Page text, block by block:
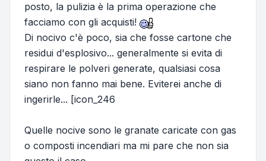
posto, la pulizia è la prima operazione che
facciamo con gli acquisti!
Di nocivo c'è poco, sia che fosse cartone che
residui d'esplosivo... generalmente si evita di
respirare le polveri generate, qualsiasi cosa
siano non fanno mai bene. Eviterei anche di
ingerirle... [icon_246
Quelle nocive sono le granate caricate con gas
o composti incendiari ma mi pare che non sia